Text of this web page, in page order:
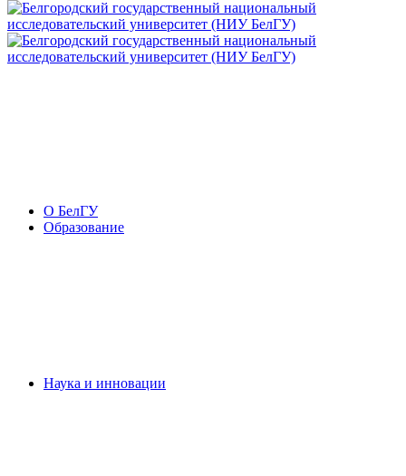
О БелГУ
Образование
Наука и инновации